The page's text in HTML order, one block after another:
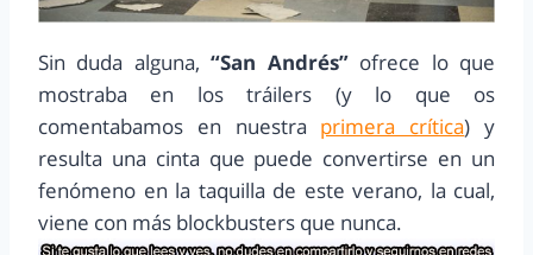
Sin duda alguna,“San Andrés”ofrece lo que
mostraba en los tráilers (y lo que os
comentabamos en nuestra primera crítica) y
resulta una cinta que puede convertirse en un
fenómeno en la taquilla de este verano, la cual,
viene con más blockbusters que nunca.